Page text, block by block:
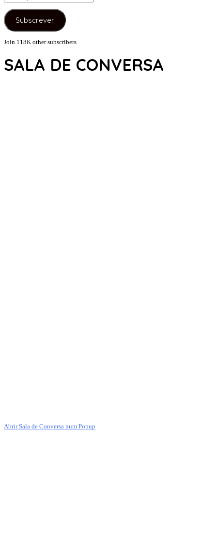
de
e-
mail
Subscrever
Join 118K other subscribers
SALA DE CONVERSA
Abrir Sala de Conversa num Popup